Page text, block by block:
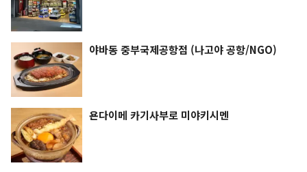
야바동 중부국제공항점 (나고야 공항/NGO)
욘다이메 카기사부로 미야키시멘